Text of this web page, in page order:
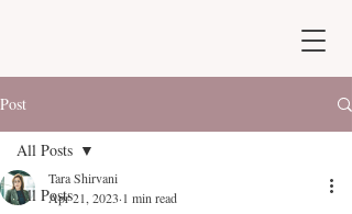
Post
All Posts
All Posts
Tara Shirvani
Apr 21, 2023 1 min read